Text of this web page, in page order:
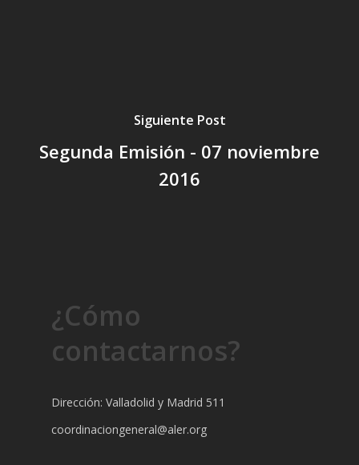
Siguiente Post
Segunda Emisión - 07 noviembre
2016
¿Cómo
contactarnos?
Dirección: Valladolid y Madrid 511
coordinaciongeneral@aler.org